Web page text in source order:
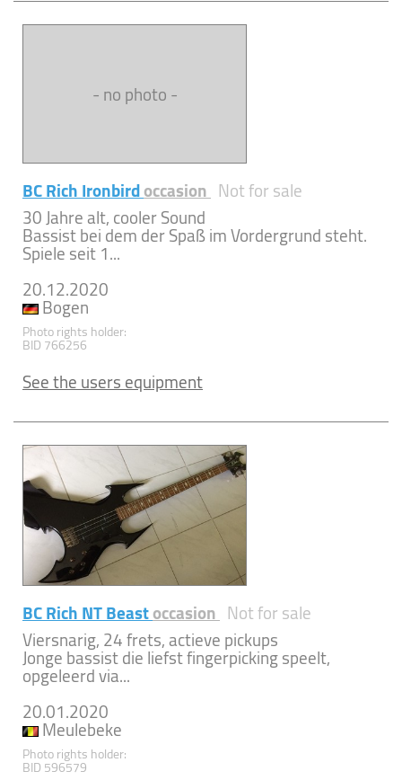
- no photo -
BC Rich Ironbirdoccasion Not for sale
30 Jahre alt, cooler Sound
Bassist bei dem der Spaß im Vordergrund steht.
Spiele seit 1...
20.12.2020
Bogen
Photo rights holder:
BID 766256
See the users equipment
BC Rich NT Beastoccasion Not for sale
Viersnarig, 24 frets, actieve pickups
Jonge bassist die liefst fingerpicking speelt,
opgeleerd via...
20.01.2020
Meulebeke
Photo rights holder:
BID 596579